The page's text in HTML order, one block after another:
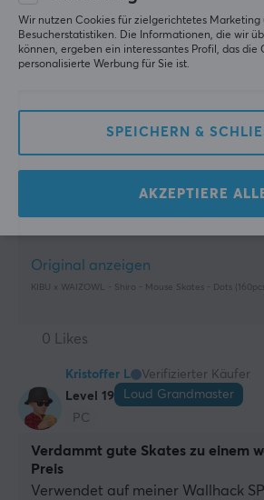
Gleitfähigkeit: 4 / 5
Speed: 4 / 5
Preis: 5 / 5
Speed: 5 / 5
Direkter Vergleich
Original anzeigen
KIBU x WAIZOWL - Shiro - Mouse Skates - Dots
0 Likes
Kristoffer L
Verifizierter Käufer
Level 19
Loud Grandmaster
PC
Verdammt gute Skates zu einem
Preis
Verwendet auf meiner Wallhack
Wir nutzen Cookies für zielgerichtetes Marketing
Besucherstatistiken. Die Informationen, die wir
können, ergeben ein interessantes Profil, das die
personalisierte Werbung für Sie ist.
SPEICHERN &
AKZEPTIERE